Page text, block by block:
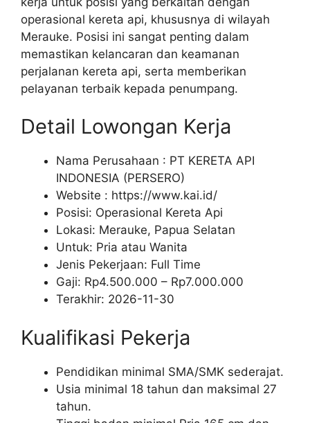
operasional kereta api, khususnya di wilayah
Merauke. Posisi ini sangat penting dalam
memastikan kelancaran dan keamanan
perjalanan kereta api, serta memberikan
pelayanan terbaik kepada penumpang.
Detail Lowongan Kerja
Nama Perusahaan : PT KERETA API
INDONESIA (PERSERO)
Website : https://www.kai.id/
Posisi: Operasional Kereta Api
Lokasi: Merauke, Papua Selatan
Untuk: Pria atau Wanita
Jenis Pekerjaan: Full Time
Gaji: Rp4.500.000 – Rp7.000.000
Terakhir: 2026-11-30
Kualifikasi Pekerja
Pendidikan minimal SMA/SMK sederajat.
Usia minimal 18 tahun dan maksimal 27
tahun.